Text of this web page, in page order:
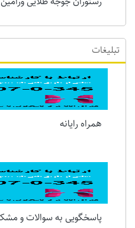
تبلیغات
همراه رایانه
پاسخگویی به سوالات و